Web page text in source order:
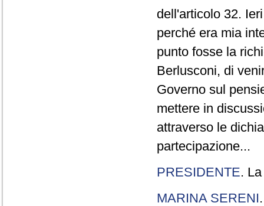
dell'articolo 32.
perché era mia
punto fosse la
Berlusconi, di
Governo sul
mettere in
attraverso le
partecipazione...
PRESIDENTE.
MARINA SERENI